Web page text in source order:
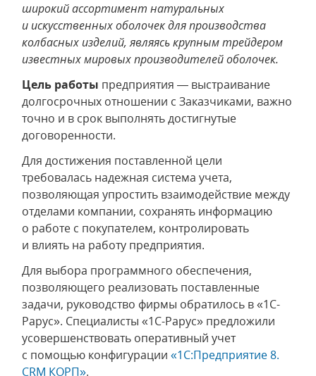
широкий ассортимент натуральных
и искусственных оболочек для производства
колбасных изделий, являясь крупным трейдером
известных мировых производителей оболочек.
Цель работы предприятия — выстраивание
долгосрочных отношении с Заказчиками, важно
точно и в срок выполнять достигнутые
договоренности.
Для достижения поставленной цели
требовалась надежная система учета,
позволяющая упростить взаимодействие между
отделами компании, сохранять информацию
о работе с покупателем, контролировать
и влиять на работу предприятия.
Для выбора программного обеспечения,
позволяющего реализовать поставленные
задачи, руководство фирмы обратилось в «1С-
Рарус». Специалисты «1С-Рарус» предложили
усовершенствовать оперативный учет
с помощью конфигурации «1С:Предприятие 8.
CRM КОРП».